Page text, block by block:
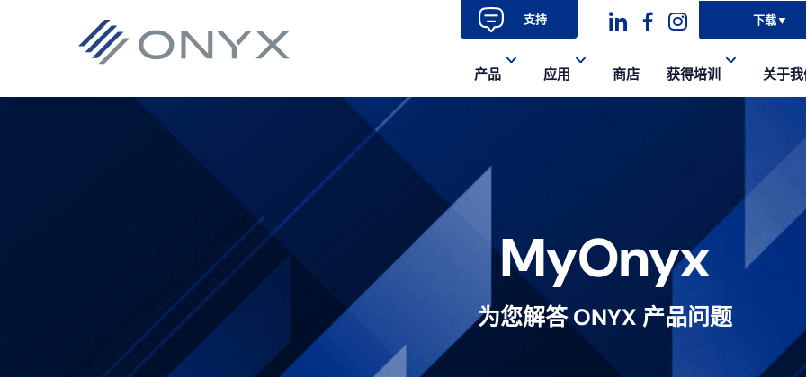
支持
Dashicons-
linkedin
dashicons-
facebook-
dashicons-
instagram
下载▼
产品 应用 商店 获得培训 关于
MyOnyx
为您解答 ONYX 产品问题